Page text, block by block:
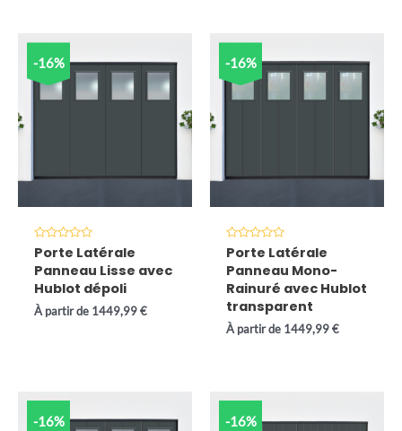
-16%
Note
0
sur
Porte Latérale
Panneau Lisse avec
Hublot dépoli
À partir de 1449,99€
-16%
Note
0
sur
Porte Latérale
Panneau Mono-
Rainuré avec Hublot
transparent
À partir de 1449,99€
-16% -16%